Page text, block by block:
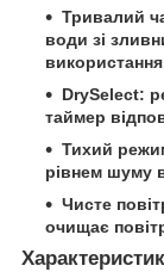
Тривалий
води зі
DrySelect:
таймер
Тихий
рівнем шуму
Чисте
очищає